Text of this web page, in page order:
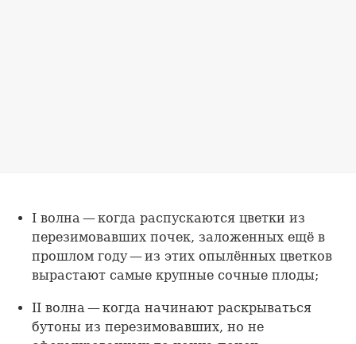
I волна — когда распускаются цветки из
перезимовавших почек, заложенных ещё в
прошлом году — из этих опылённых цветков
вырастают самые крупные сочные плоды;
II волна — когда начинают раскрываться
бутоны из перезимовавших, но не